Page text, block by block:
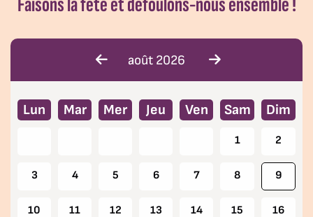
août 2026
Lun Mar Mer Jeu Ven Sam Dim
1 2
3 4 5 6 7 8 9
10 11 12 13 14 15 16